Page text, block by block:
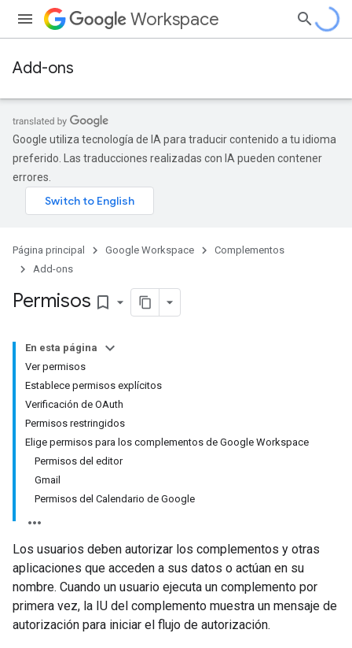
Workspace
Add-ons
Google utiliza tecnología de IA para traducir contenido a tu idioma
preferido. Las traducciones realizadas con IA pueden contener
errores.
Página principal Google Workspace
Complementos
Add-ons
Permisos bookmark_border
En esta página
Ver permisos
Establece permisos explícitos
Verificación de OAuth
Permisos restringidos
Elige permisos para los complementos de Google Workspace
Permisos del editor
Gmail
Permisos del Calendario de Google
Los usuarios deben autorizar los complementos y otras
aplicaciones que acceden a sus datos o actúan en su
nombre. Cuando un usuario ejecuta un complemento por
primera vez, la IU del complemento muestra un mensaje de
autorización para iniciar el flujo de autorización.